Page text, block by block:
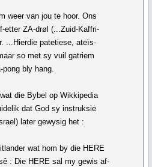
weer van jou te hoor. Ons
etter ZA-drøl (...Zuid-Kaffri-
...Hierdie patetiese, ateïs-
so met sy vuil gatriem
pong bly hang.
die Bybel op Wikkipedia
dat God sy instruksie
later gewysig het :
wat hom by die HERE
: Die HERE sal my gewis af-